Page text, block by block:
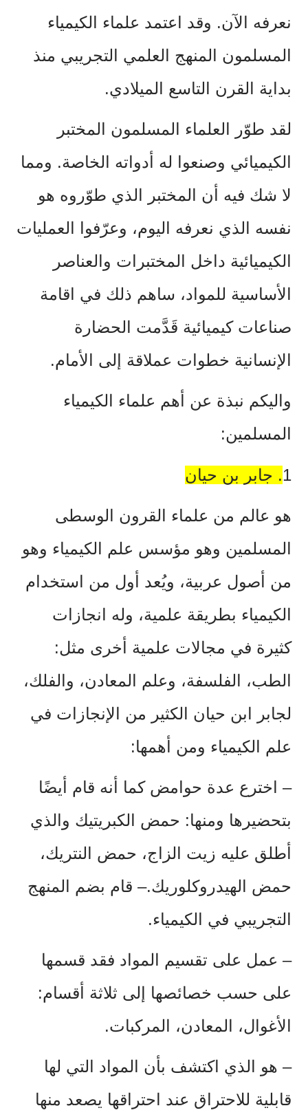
نعرفه الآن. وقد اعتمد علماء الكيمياء
المسلمون المنهج العلمي التجريبي منذ
بداية القرن التاسع الميلادي.
لقد طوّر العلماء المسلمون المختبر
الكيميائي وصنعوا له أدواته الخاصة. ومما
لا شك فيه أن المختبر الذي طوّروه هو
نفسه الذي نعرفه اليوم، وعرّفوا العمليات
الكيميائية داخل المختبرات والعناصر
الأساسية للمواد، ساهم ذلك في اقامة
صناعات كيميائية قَدَّمت الحضارة
الإنسانية خطوات عملاقة إلى الأمام.
واليكم نبذة عن أهم علماء الكيمياء
المسلمين:
1
. جابر بن حيان
هو عالم من علماء القرون الوسطى
المسلمين وهو مؤسس علم الكيمياء وهو
من أصول عربية، ويُعد أول من استخدام
الكيمياء بطريقة علمية، وله انجازات
كثيرة في مجالات علمية أخرى مثل:
الطب، الفلسفة، وعلم المعادن، والفلك،
لجابر ابن حيان الكثير من الإنجازات في
علم الكيمياء ومن أهمها:
– اخترع عدة حوامض كما أنه قام أيضًا
بتحضيرها ومنها: حمض الكبريتيك والذي
أطلق عليه زيت الزاج، حمض النتريك،
حمض الهيدروكلوريك.– قام بضم المنهج
التجريبي في الكيمياء.
– عمل على تقسيم المواد فقد قسمها
على حسب خصائصها إلى ثلاثة أقسام:
الأغوال، المعادن، المركبات.
– هو الذي اكتشف بأن المواد التي لها
قابلية للاحتراق عند احتراقها يصعد منها